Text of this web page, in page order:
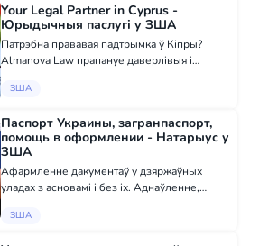
разумаем ф...
Your Legal Partner in Cyprus -
Юрыдычныя паслугі у ЗША
Патрэбна прававая падтрымка ў Кіпры?
Almanova Law прапануе даверлівыя і
асоб і бізнесу. Нашыя асноўныя галіны: •
Карпаратыўна...
ЗША
Паспорт Украины, загранпаспорт,
помощь в оформлении - Натарыус у
ЗША
Афармленне дакументаў у дзяржаўных
уладах з асновамі і без іх. Аднаўленне,
Украіны, замежны пашпарт, id-карта,
ЗША